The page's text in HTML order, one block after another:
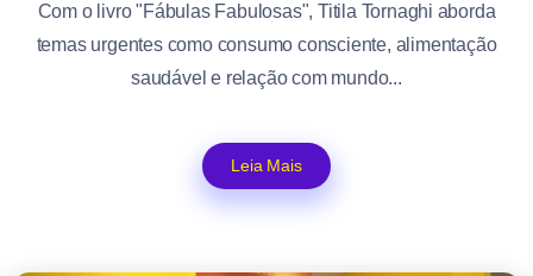
Com o livro "Fábulas Fabulosas", Titila Tornaghi aborda
temas urgentes como consumo consciente, alimentação
saudável e relação com mundo...
Leia Mais